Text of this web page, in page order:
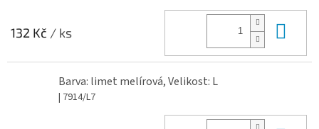
132 Kč / ks
Barva: limet melírová, Velikost: L
| 7914/L7